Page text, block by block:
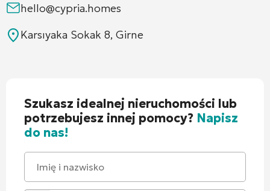
hello@cypria.homes
Karsıyaka Sokak 8, Girne
Szukasz idealnej nieruchomości lub
potrzebujesz innej pomocy? Napisz
do nas!